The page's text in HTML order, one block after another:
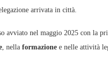
arrivata in città.
avviato nel maggio 2025 con la
, nella formazione e nelle attività